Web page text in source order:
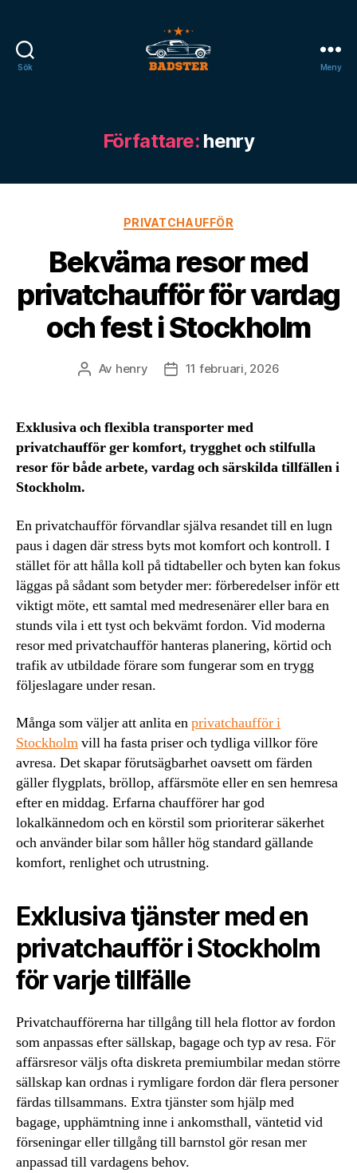
Sök Meny
Författare: henry
Kategorier
PRIVATCHAUFFÖR
Bekväma resor med
privatchaufför för vardag
och fest i Stockholm
Inläggsförfattare
Av henry Inläggsdatum
11 februari, 2026
Exklusiva och flexibla transporter med
privatchaufför ger komfort, trygghet och stilfulla
resor för både arbete, vardag och särskilda tillfällen i
Stockholm.
En privatchaufför förvandlar själva resandet till en lugn
paus i dagen där stress byts mot komfort och kontroll. I
stället för att hålla koll på tidtabeller och byten kan fokus
läggas på sådant som betyder mer: förberedelser inför ett
viktigt möte, ett samtal med medresenärer eller bara en
stunds vila i ett tyst och bekvämt fordon. Vid moderna
resor med privatchaufför hanteras planering, körtid och
trafik av utbildade förare som fungerar som en trygg
följeslagare under resan.
Många som väljer att anlita enprivatchaufför i
Stockholmvill ha fasta priser och tydliga villkor före
avresa. Det skapar förutsägbarhet oavsett om färden
gäller flygplats, bröllop, affärsmöte eller en sen hemresa
efter en middag. Erfarna chaufförer har god
lokalkännedom och en körstil som prioriterar säkerhet
och använder bilar som håller hög standard gällande
komfort, renlighet och utrustning.
Exklusiva tjänster med en
privatchaufför i Stockholm
för varje tillfälle
Privatchaufförerna har tillgång till hela flottor av fordon
som anpassas efter sällskap, bagage och typ av resa. För
affärsresor väljs ofta diskreta premiumbilar medan större
sällskap kan ordnas i rymligare fordon där flera personer
färdas tillsammans. Extra tjänster som hjälp med
bagage, upphämtning inne i ankomsthall, väntetid vid
förseningar eller tillgång till barnstol gör resan mer
anpassad till vardagens behov.